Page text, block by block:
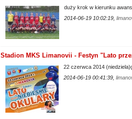
duży krok w kierunku
2014-06-19 10:02:19,
Stadion MKS Limanovii - Festyn "Lato
22 czerwca 2014
2014-06-19 00:41:39,